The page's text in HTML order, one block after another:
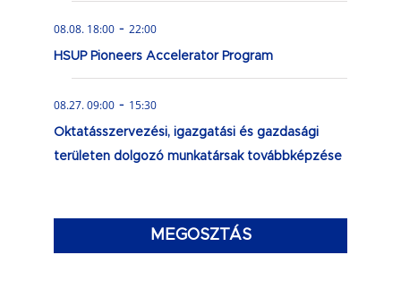
08.08. 18:00 - 22:00
HSUP Pioneers Accelerator Program
08.27. 09:00 - 15:30
Oktatásszervezési, igazgatási és gazdasági
területen dolgozó munkatársak továbbképzése
MEGOSZTÁS